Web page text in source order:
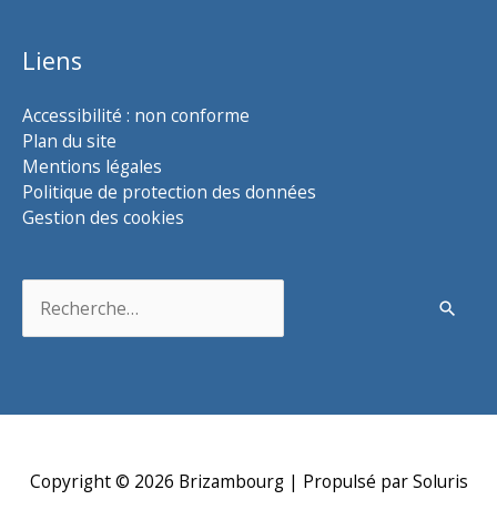
Liens
Accessibilité : non conforme
Plan du site
Mentions légales
Politique de protection des données
Gestion des cookies
Copyright © 2026 Brizambourg| Propulsé par Soluris